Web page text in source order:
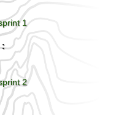
1
:
2